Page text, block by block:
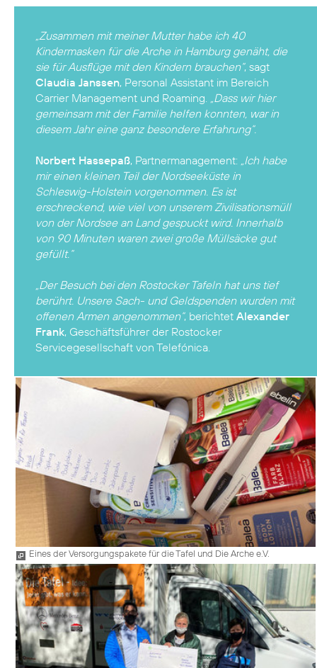
„Zusammen mit meiner Mutter habe ich 40
Kindermasken für die Arche in Hamburg genäht, die
sie für Ausflüge mit den Kindern brauchen“, sagt
Claudia Janssen, Personal Assistant im Bereich
Carrier Management und Roaming. „Dass wir hier
gemeinsam mit der Familie helfen konnten, war in
diesem Jahr eine ganz besondere Erfahrung“.
Norbert Hassepaß, Partnermanagement: „Ich habe
mir einen kleinen Teil der Nordseeküste in
Schleswig-Holstein vorgenommen. Es ist
erschreckend, wie viel von unserem Zivilisationsmüll
von der Nordsee an Land gespuckt wird. Innerhalb
von 90 Minuten waren zwei große Müllsäcke gut
gefüllt.“
„Der Besuch bei den Rostocker Tafeln hat uns tief
berührt. Unsere Sach- und Geldspenden wurden mit
offenen Armen angenommen“, berichtet Alexander
Frank, Geschäftsführer der Rostocker
Eines der Versorgungspakete für die Tafel und Die Arche e.V.